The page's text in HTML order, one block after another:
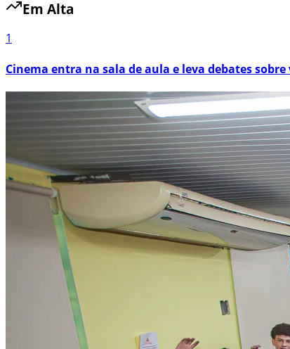
Em Alta
1
Cinema entra na sala de aula e leva debates